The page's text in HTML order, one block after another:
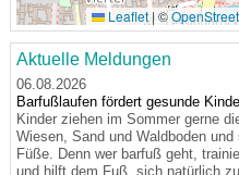
Leaflet|©
Aktuelle Meldungen
06.08.2026
Barfußlaufen fördert gesunde
Kinder ziehen im Sommer gerne
Wiesen, Sand und Waldboden
Füße. Denn wer barfuß geht,
und hilft dem Fuß, sich natürlich